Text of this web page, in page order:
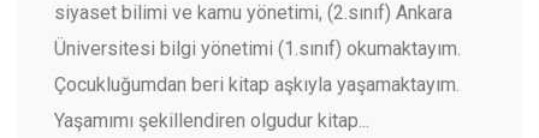
siyaset bilimi ve kamu yönetimi, (2.sınıf) Ankara
Üniversitesi bilgi yönetimi (1.sınıf) okumaktayım.
Çocukluğumdan beri kitap aşkıyla yaşamaktayım.
Yaşamımı şekillendiren olgudur kitap...